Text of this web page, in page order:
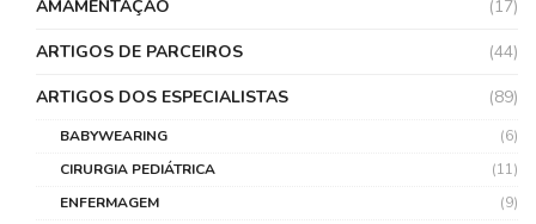
AMAMENTAÇÃO
(17)
ARTIGOS DE PARCEIROS
(44)
ARTIGOS DOS ESPECIALISTAS
(89)
BABYWEARING
(6)
CIRURGIA PEDIÁTRICA
(11)
ENFERMAGEM
(9)